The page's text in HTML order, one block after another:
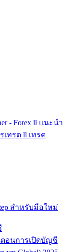
- Forex ll แนะนำ
เทรด ll เทรด
สำหรับมือใหม่
อนการเปิดบัญชี